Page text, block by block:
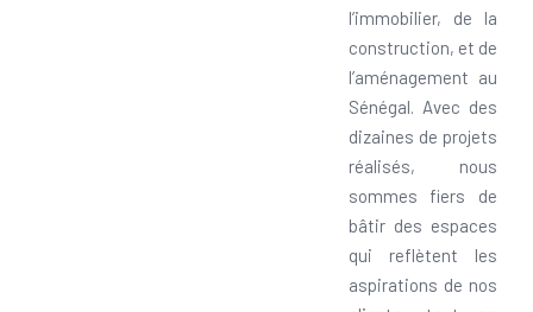
l’immobilier, de la
construction, et de
l’aménagement au
Sénégal. Avec des
dizaines de projets
réalisés, nous
sommes fiers de
bâtir des espaces
qui reflètent les
aspirations de nos